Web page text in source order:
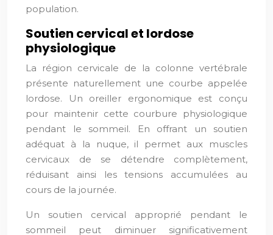
population.
Soutien cervical et lordose
physiologique
La région cervicale de la colonne vertébrale
présente naturellement une courbe appelée
lordose. Un oreiller ergonomique est conçu
pour maintenir cette courbure physiologique
pendant le sommeil. En offrant un soutien
adéquat à la nuque, il permet aux muscles
cervicaux de se détendre complètement,
réduisant ainsi les tensions accumulées au
cours de la journée.
Un soutien cervical approprié pendant le
sommeil peut diminuer significativement